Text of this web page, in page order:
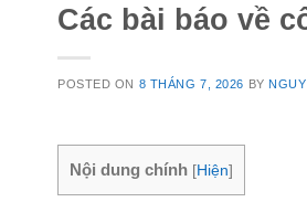
Các bài báo về
POSTED ON 8 THÁNG 7, 2026 BY
Nội dung chính [Hiện]